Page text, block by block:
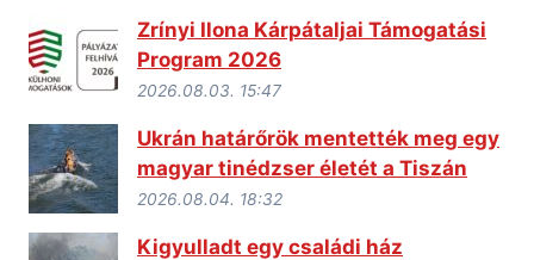
Zrínyi Ilona Kárpátaljai Támogatási
Program 2026
2026.08.03. 15:47
Ukrán határőrök mentették meg egy
magyar tinédzser életét a Tiszán
2026.08.04. 18:32
Kigyulladt egy családi ház